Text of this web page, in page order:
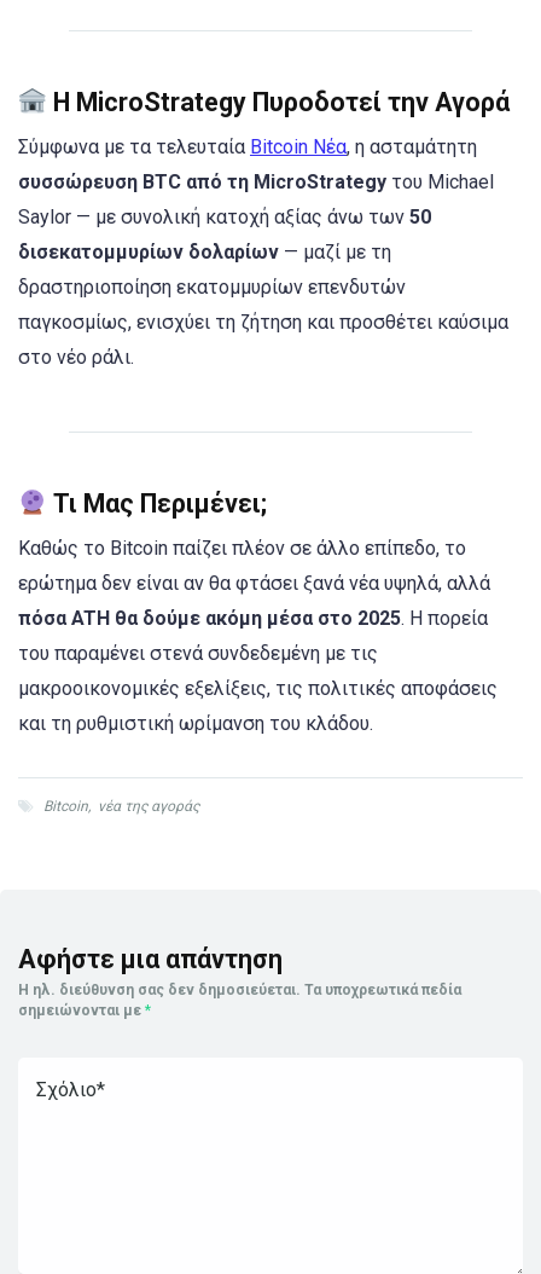
Η MicroStrategy Πυροδοτεί την Αγορά
Σύμφωνα με τα τελευταία Bitcoin Νέα, η ασταμάτητη
συσσώρευση BTC από τη MicroStrategy του Michael
Saylor — με συνολική κατοχή αξίας άνω των 50
δισεκατομμυρίων δολαρίων — μαζί με τη
δραστηριοποίηση εκατομμυρίων επενδυτών
παγκοσμίως, ενισχύει τη ζήτηση και προσθέτει καύσιμα
στο νέο ράλι.
Τι Μας Περιμένει;
Καθώς το Bitcoin παίζει πλέον σε άλλο επίπεδο, το
ερώτημα δεν είναι αν θα φτάσει ξανά νέα υψηλά, αλλά
πόσα ATH θα δούμε ακόμη μέσα στο 2025. Η πορεία
του παραμένει στενά συνδεδεμένη με τις
μακροοικονομικές εξελίξεις, τις πολιτικές αποφάσεις
και τη ρυθμιστική ωρίμανση του κλάδου.
Bitcoin, νέα της αγοράς
Αφήστε μια απάντηση
Η ηλ. διεύθυνση σας δεν δημοσιεύεται. Τα υποχρεωτικά πεδία
σημειώνονται με *